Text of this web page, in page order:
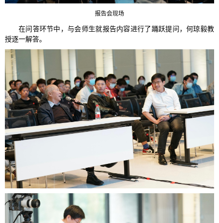
报告会现场
在问答环节中，与会师生就报告内容进行了踊跃提问，何琼毅教
授逐一解答。